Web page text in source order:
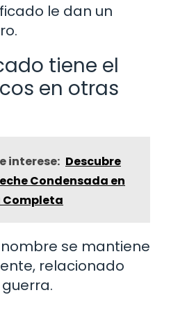
le dan un
tiene el
en otras
interese: Descubre
Condensada en
Completa
se mantiene
relacionado